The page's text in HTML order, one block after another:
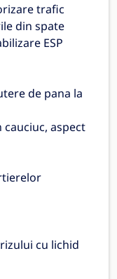
trafic
din spate
ESP
de pana la
aspect
cu lichid